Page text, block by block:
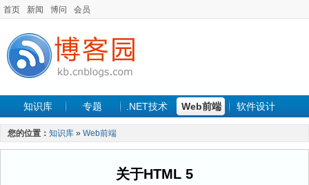
首页 新闻 博问 会员
知识库 专题 .NET技术 Web前端 软件设计
手机开发 软件工程
最新文章
您的位置： 知识库 » Web前端
关于HTML 5